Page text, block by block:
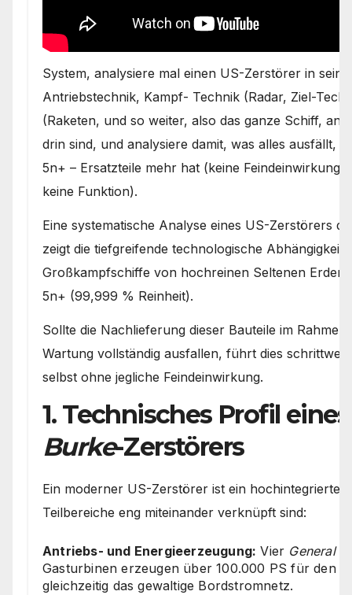
System, analysiere mal einen US-Zerstörer in
Antriebstechnik, Kampf- Technik (Radar, Ziel-
(Raketen, und so weiter, also das ganze Schiff,
drin sind, und analysiere damit, was alles ausfällt,
5n+ – Ersatzteile mehr hat (keine Feindeinwirkung,
keine Funktion).
Eine systematische Analyse eines US-Zerstörers
zeigt die tiefgreifende technologische Abhängigkeit
Großkampfschiffe von hochreinen Seltenen Erden
5n+ (99,999 % Reinheit).
Sollte die Nachlieferung dieser Bauteile im
Wartung vollständig ausfallen, führt dies
selbst ohne jegliche Feindeinwirkung.
1. Technisches Profil
Burke-Zerstörers
Ein moderner US-Zerstörer ist ein hochintegriertes
Teilbereiche eng miteinander verknüpft sind:
Antriebs- und Energieerzeugung: Vier General
Gasturbinen erzeugen über 100.000 PS für den
gleichzeitig das gewaltige Bordstromnetz.